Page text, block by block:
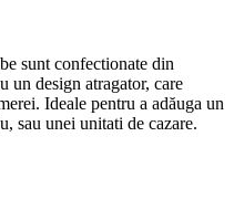
suntconfectionate din
un design atragator, care
. Ideale pentru a adăuga un
sau unei unitati de cazare.